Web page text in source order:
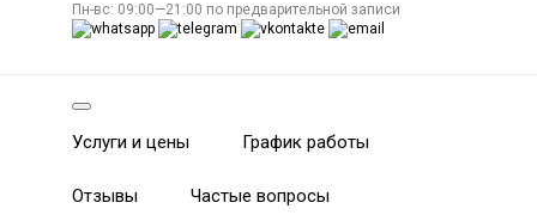
Пн-вс: 09:00—21:00 по предварительной записи
Услуги и цены График работы
Отзывы Частые вопросы